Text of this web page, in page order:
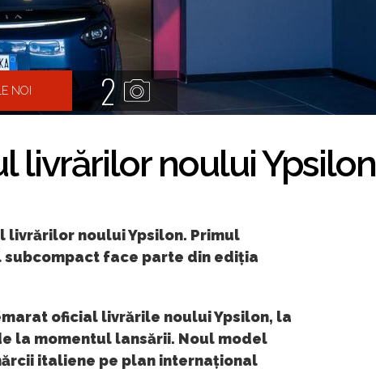
NOI 2
livrărilor noului Ypsilon
livrărilor noului Ypsilon. Primul
face parte din ediția
oficial livrările noului Ypsilon, la
la momentul lansării. Noul model
italiene pe plan internațional